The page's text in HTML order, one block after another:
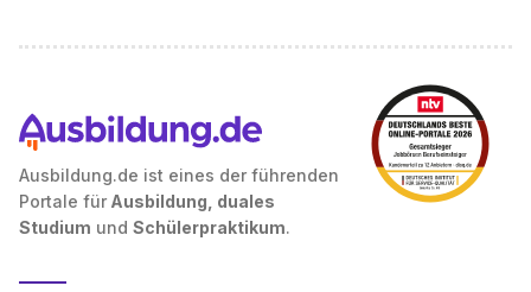
Ausbildung.de ist eines der führenden
Portale für Ausbildung, duales
Studium und Schülerpraktikum.